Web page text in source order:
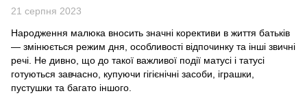
21 серпня 2023
Народження малюка вносить значні корективи в життя батьків
— змінюється режим дня, особливості відпочинку та інші звичні
речі. Не дивно, що до такої важливої події матусі і татусі
готуються завчасно, купуючи гігієнічні засоби, іграшки,
пустушки та багато іншого.